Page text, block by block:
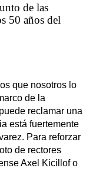
de las
50 años del
que nosotros lo
de la
reclamar una
está fuertemente
Para reforzar
de rectores
Axel Kicillof o